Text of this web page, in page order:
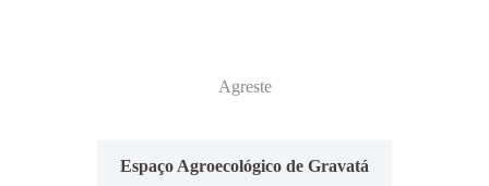
Agreste
Espaço Agroecológico de Gravatá